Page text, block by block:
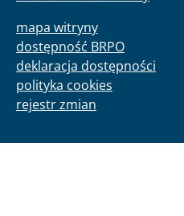
mapa witryny
dostępność BRPO
deklaracja dostępności
polityka cookies
rejestr zmian